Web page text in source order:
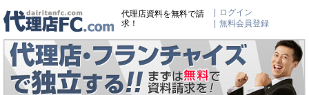
代理店資料を無料で請
求！
ログイン
無料会員登録